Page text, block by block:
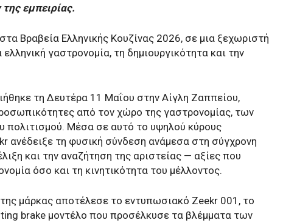
εμπειρίας.
Βραβεία Ελληνικής Κουζίνας 2026, σε μια ξεχωριστή
γαστρονομία, τη δημιουργικότητα και την
τη Δευτέρα 11 Μαΐου στην Αίγλη Ζαππείου,
από τον χώρο της γαστρονομίας, των
πολιτισμού. Μέσα σε αυτό το υψηλού κύρους
ανέδειξε τη φυσική σύνδεση ανάμεσα στη σύγχρονη
και την αναζήτηση της αριστείας — αξίες που
όσο και τη κινητικότητα του μέλλοντος.
μάρκας αποτέλεσε το εντυπωσιακό Zeekr 001, το
brake μοντέλο που προσέλκυσε τα βλέμματα των